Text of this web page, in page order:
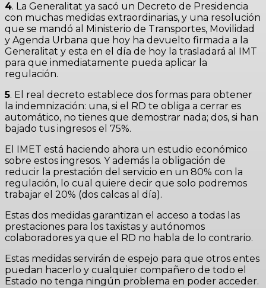
4. La Generalitat ya sacó un Decreto de Presidencia
con muchas medidas extraordinarias, y una resolución
que se mandó al Ministerio de Transportes, Movilidad
y Agenda Urbana que hoy ha devuelto firmada a la
Generalitat y esta en el día de hoy la trasladará al IMT
para que inmediatamente pueda aplicar la
regulación.
5. El real decreto establece dos formas para obtener
la indemnización: una, si el RD te obliga a cerrar es
automático, no tienes que demostrar nada; dos, si han
bajado tus ingresos el 75%.
El IMET está haciendo ahora un estudio económico
sobre estos ingresos. Y además la obligación de
reducir la prestación del servicio en un 80% con la
regulación, lo cual quiere decir que solo podremos
trabajar el 20% (dos calcas al día).
Estas dos medidas garantizan el acceso a todas las
prestaciones para los taxistas y autónomos
colaboradores ya que el RD no habla de lo contrario.
Estas medidas servirán de espejo para que otros entes
puedan hacerlo y cualquier compañero de todo el
Estado no tenga ningún problema en poder acceder.